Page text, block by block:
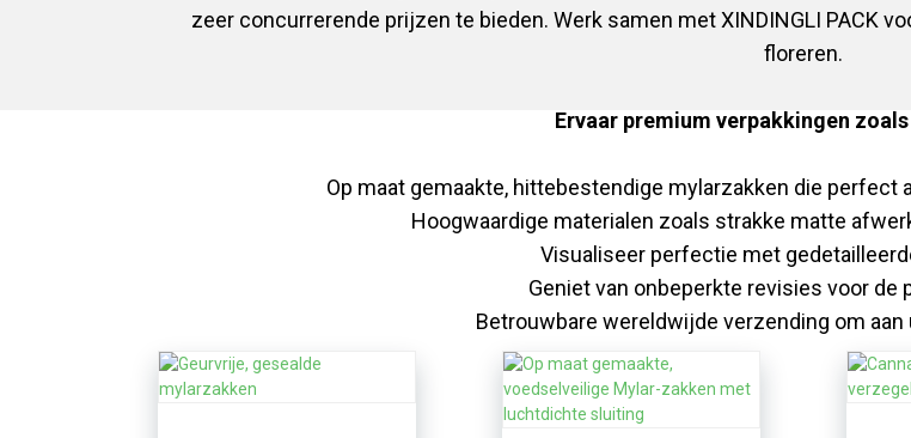
zeer concurrerende prijzen te bieden. Werk samen met XINDINGLI PACK
floreren.
Ervaar premium verpakkingen
Op maat gemaakte, hittebestendige mylarzakken die perfect
Hoogwaardige materialen zoals strakke matte
Visualiseer perfectie met
Geniet van onbeperkte revisies voor de
Betrouwbare wereldwijde verzending om aan